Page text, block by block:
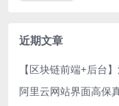
近期文章
【区块链前端+后台
阿里云网站界面高保